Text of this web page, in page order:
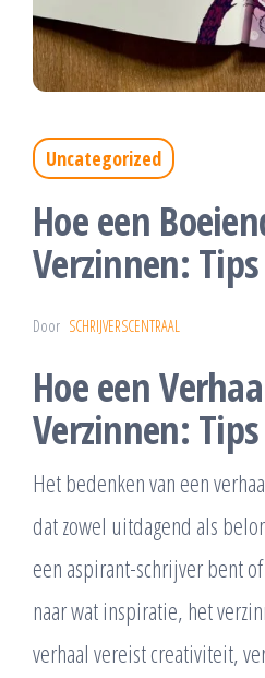
Uncategorized
Hoe een
Verzinnen:
Door SCHRIJVERSCENTRAAL
Hoe een
Verzinnen:
Het bedenken van een
dat zowel uitdagend als
een aspirant-schrijver bent
naar wat inspiratie, het
verhaal vereist creativiteit,